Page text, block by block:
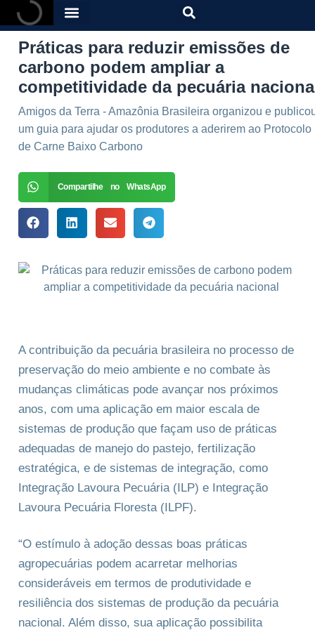
Práticas para reduzir emissões de
carbono podem ampliar a
competitividade da pecuária
Amigos da Terra - Amazônia Brasileira organizou e
um guia para ajudar os produtores a aderirem ao Protocolo
de Carne Baixo Carbono
Compartilhe no WhatsApp
A contribuição da pecuária brasileira no processo de
preservação do meio ambiente e no combate às
mudanças climáticas pode avançar nos próximos
anos, com uma aplicação em maior escala de
sistemas de produção que façam uso de práticas
adequadas de manejo do pastejo, fertilização
estratégica, e de sistemas de integração, como
Integração Lavoura Pecuária (ILP) e Integração
Lavoura Pecuária Floresta (ILPF).
“O estímulo à adoção dessas boas práticas
agropecuárias podem acarretar melhorias
consideráveis em termos de produtividade e
resiliência dos sistemas de produção da pecuária
nacional. Além disso, sua aplicação possibilita